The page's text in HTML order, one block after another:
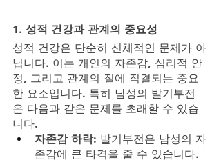
1. 성적 건강과 관계의 중요성
성적 건강은 단순히 신체적인 문제가 아
닙니다. 이는 개인의 자존감, 심리적 안
정, 그리고 관계의 질에 직결되는 중요
한 요소입니다. 특히 남성의 발기부전
은 다음과 같은 문제를 초래할 수 있습
니다.
자존감 하락: 발기부전은 남성의 자
존감에 큰 타격을 줄 수 있습니다.